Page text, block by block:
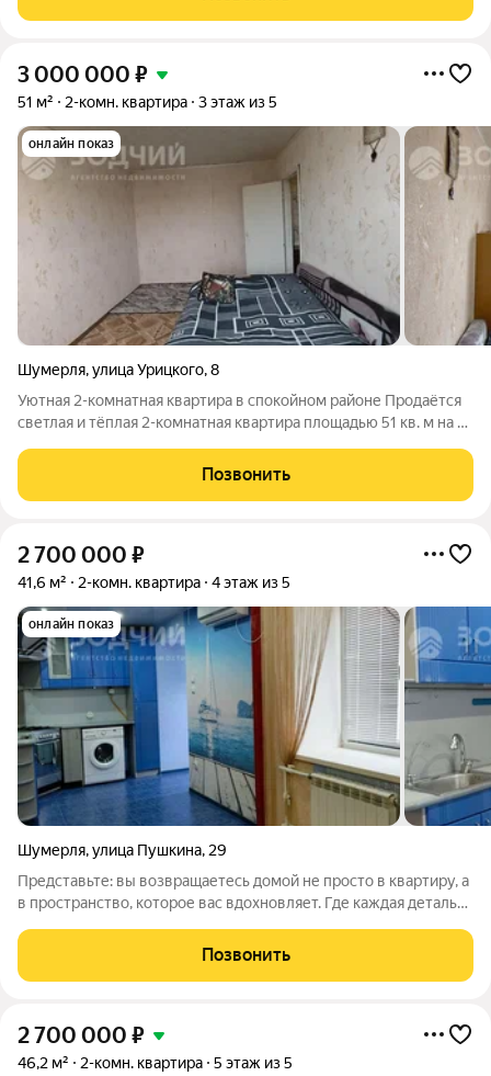
стены и возведены новые
3 000 000 ₽
51 м² 2-комн. квартира 3 этаж из 5
онлайн показ
Шумерля,улица Урицкого,8
Уютная 2-комнатная квартира в спокойном районе Продаётся
светлая и тёплая 2-комнатная квартира площадью 51 кв. м на 3
м. - Кухня: 8,7 кв. м. - В квартире выполнен косметический
ремонт. -
Позвонить
2 700 000 ₽
41,6 м² 2-комн. квартира 4 этаж из 5
онлайн показ
Шумерля,улица Пушкина, 29
Представьте: вы возвращаетесь домой не просто в квартиру, а
в пространство, которое вас вдохновляет. Где каждая деталь
Именно такое ощущение дарит эта потрясающая 2-комнатная
квартира с дизайнерским
Позвонить
2 700 000 ₽
46,2 м² 2-комн. квартира 5 этаж из 5